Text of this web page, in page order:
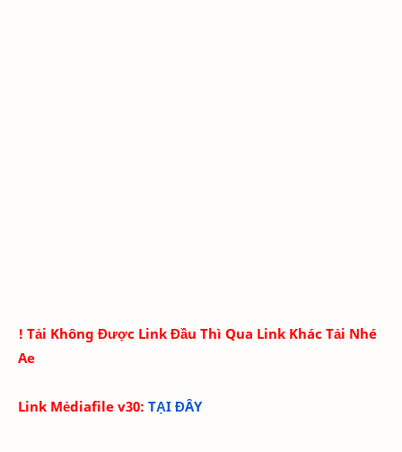
! Tải Không Được Link Đầu Thì Qua Link Khác Tải Nhé
Ae
Link Mẻdiafile v30: TẠI ĐÂY